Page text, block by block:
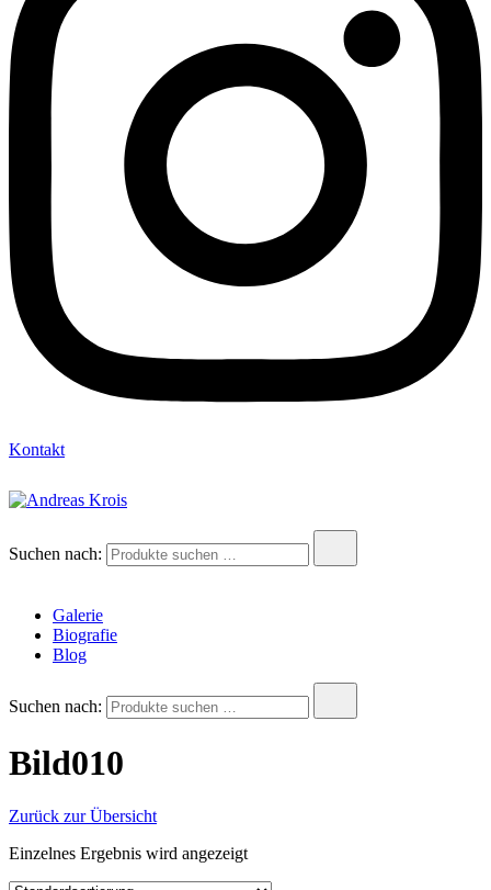
Kontakt
Suchen nach:
Galerie
Biografie
Blog
Suchen nach:
Bild010
Zurück zur Übersicht
Einzelnes Ergebnis wird angezeigt